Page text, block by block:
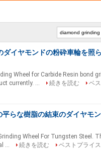
イヤモンドの粉砕車輪を照
Wheel for Carbide Resin bond
currently. ...
続きを読む
ベ
らな樹脂の結束のダイヤモ
Wheel For Tungsten Steel.
...
続きを読む
ベストプライス